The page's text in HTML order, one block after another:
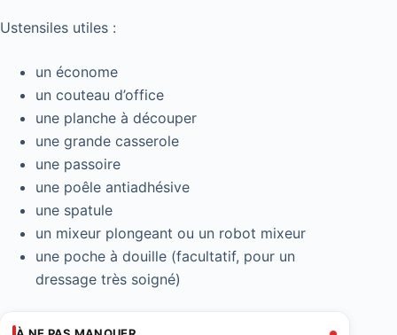
Ustensiles utiles :
un économe
un couteau d’office
une planche à découper
une grande casserole
une passoire
une poêle antiadhésive
une spatule
un mixeur plongeant ou un robot mixeur
une poche à douille (facultatif, pour un
dressage très soigné)